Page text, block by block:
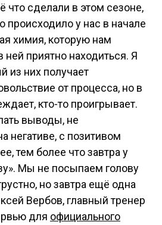
что сделали в этом сезоне,
происходило у нас в начале
химия, которую нам
ней приятно находиться. Я
из них получает
от процесса, но в
кто-то проигрывает.
выводы, не
негативе, с позитивом
тем более что завтра у
Мы не посыпаем голову
но завтра ещё одна
Вербов, главный тренер
для официального